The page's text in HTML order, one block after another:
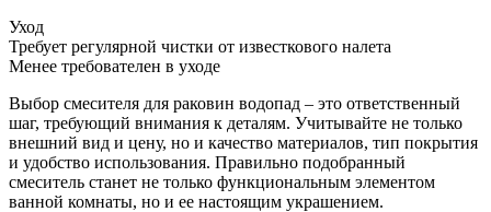
Уход
Требует регулярной чистки от известкового налета
Менее требователен в уходе
Выбор смесителя для раковин водопад – это ответственный
шаг, требующий внимания к деталям. Учитывайте не только
внешний вид и цену, но и качество материалов, тип покрытия
и удобство использования. Правильно подобранный
смеситель станет не только функциональным элементом
ванной комнаты, но и ее настоящим украшением.